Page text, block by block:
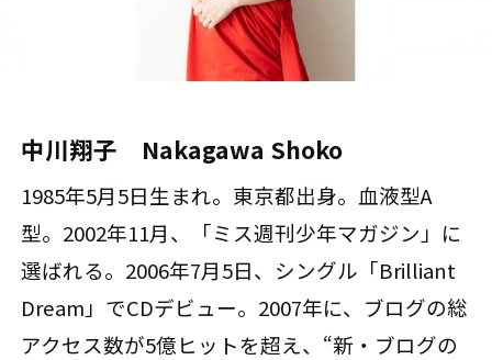
中川翔子 Nakagawa Shoko
1985年5月5日生まれ。東京都出身。血液型A
型。2002年11月、「ミス週刊少年マガジン」に
選ばれる。2006年7月5日、シングル「Brilliant
Dream」でCDデビュー。2007年に、ブログの総
アクセス数が5億ヒットを超え、“新・ブログの